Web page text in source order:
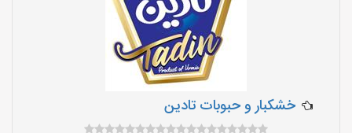
خشکبار و حبوبات تادین